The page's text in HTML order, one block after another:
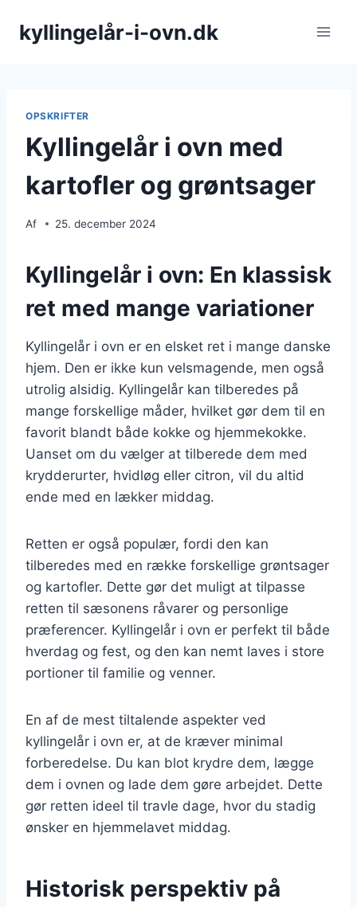
kyllingelår-i-ovn.dk
OPSKRIFTER
Kyllingelår i ovn med
kartofler og grøntsager
Af 25. december 2024
Kyllingelår i ovn: En klassisk
ret med mange variationer
Kyllingelår i ovn er en elsket ret i mange danske
hjem. Den er ikke kun velsmagende, men også
utrolig alsidig. Kyllingelår kan tilberedes på
mange forskellige måder, hvilket gør dem til en
favorit blandt både kokke og hjemmekokke.
Uanset om du vælger at tilberede dem med
krydderurter, hvidløg eller citron, vil du altid
ende med en lækker middag.
Retten er også populær, fordi den kan
tilberedes med en række forskellige grøntsager
og kartofler. Dette gør det muligt at tilpasse
retten til sæsonens råvarer og personlige
præferencer. Kyllingelår i ovn er perfekt til både
hverdag og fest, og den kan nemt laves i store
portioner til familie og venner.
En af de mest tiltalende aspekter ved
kyllingelår i ovn er, at de kræver minimal
forberedelse. Du kan blot krydre dem, lægge
dem i ovnen og lade dem gøre arbejdet. Dette
gør retten ideel til travle dage, hvor du stadig
ønsker en hjemmelavet middag.
Historisk perspektiv på